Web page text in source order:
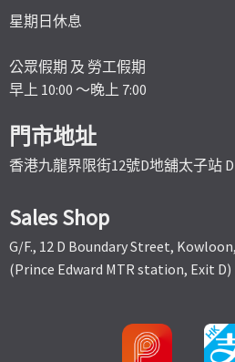
星期日休息
公眾假期 及 勞工假期
早上 10:00 ～晚上 7:00
門市地址
香港九龍界限街12號D地舖太子站
Sales Shop
G/F., 12 D Boundary Street,
(Prince Edward MTR station, Exit D)